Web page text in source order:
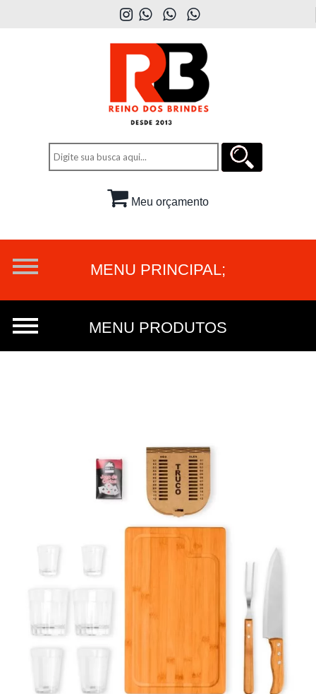
Meu orçamento